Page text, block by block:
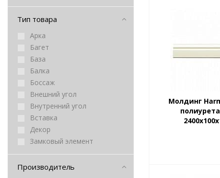
Молдинг
Тип товара
Арка
Багет
База
Балка
Боссаж
Внешний угол
Внутренний угол
Вставка
Декор
Замковый элемент
Камин
Капитель
Производитель